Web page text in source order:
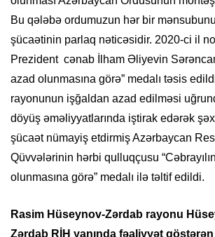
Bu qələbə ordumuzun hər bir
şücaətinin parlaq nəticəsidir. 2020-ci il
Prezident cənab İlham Əliyevin
azad olunmasına görə” medalı təsis
rayonunun işğaldan azad edilməsi
döyüş əməliyyatlarında iştirak edərək
şücaət nümayiş etdirmiş Azərbaycan
Qüvvələrinin hərbi qulluqçusu
olunmasına görə” medalı ilə təltif edildi.
Rasim Hüseynov-Zərdab rayonu
Zərdab RİH yanında fəaliyyət